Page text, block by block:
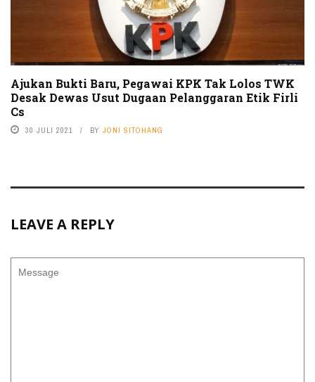
Ajukan Bukti Baru, Pegawai KPK Tak Lolos TWK
Desak Dewas Usut Dugaan Pelanggaran Etik Firli
Cs
30 JULI 2021 BY JONI SITOHANG
LEAVE A REPLY